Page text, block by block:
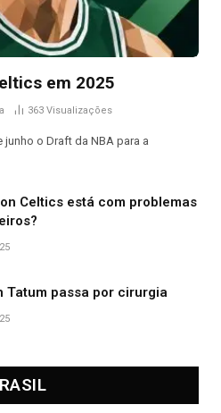
em 2025
363 Visualizações
o Draft da NBA para a
Celtics está com problemas
Tatum passa por cirurgia